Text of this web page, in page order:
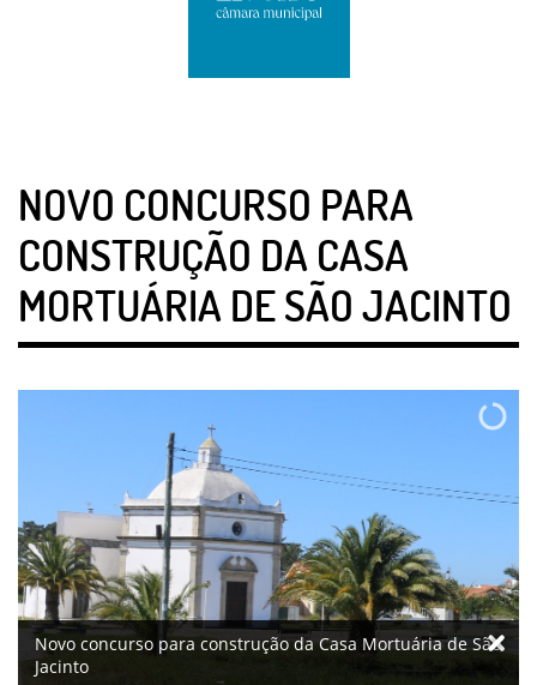
NOVO CONCURSO PARA
CONSTRUÇÃO DA CASA
MORTUÁRIA DE SÃO JACINTO
Novo concurso para construção da Casa Mortuária de São
Jacinto